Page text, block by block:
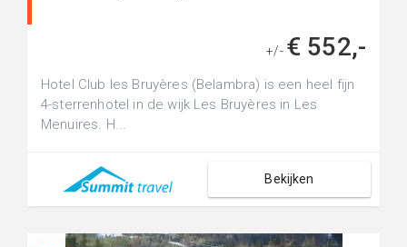
+/- € 552,-
Hotel Club les Bruyères (Belambra) is een heel fijn
4-sterrenhotel in de wijk Les Bruyères in Les
Menuires. H...
Bekijken